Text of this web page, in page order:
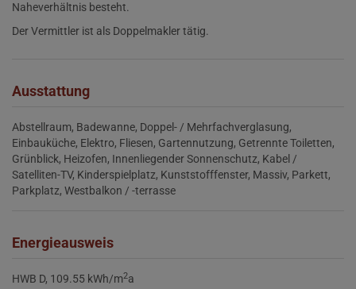
Naheverhältnis besteht.
Der Vermittler ist als Doppelmakler tätig.
Ausstattung
Abstellraum Badewanne Doppel- / Mehrfachverglasung
Einbauküche Elektro Fliesen Gartennutzung Getrennte Toiletten
Grünblick Heizofen Innenliegender Sonnenschutz Kabel /
Satelliten-TV Kinderspielplatz Kunststofffenster Massiv Parkett
Parkplatz Westbalkon / -terrasse
Energieausweis
HWB D, 109.55 kWh/m2a